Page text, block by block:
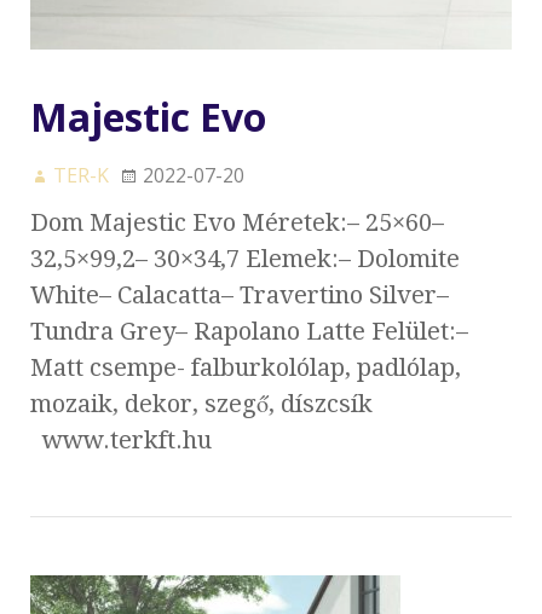
Majestic Evo
TER-K 2022-07-20
Dom Majestic Evo Méretek:– 25×60–
32,5×99,2– 30×34,7 Elemek:– Dolomite
White– Calacatta– Travertino Silver–
Tundra Grey– Rapolano Latte Felület:–
Matt csempe- falburkolólap, padlólap,
mozaik, dekor, szegő, díszcsík
www.terkft.hu